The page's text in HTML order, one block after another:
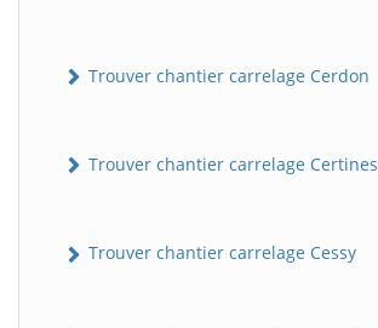
Trouver chantier carrelage Cerdon
Trouver chantier carrelage Certines
Trouver chantier carrelage Cessy